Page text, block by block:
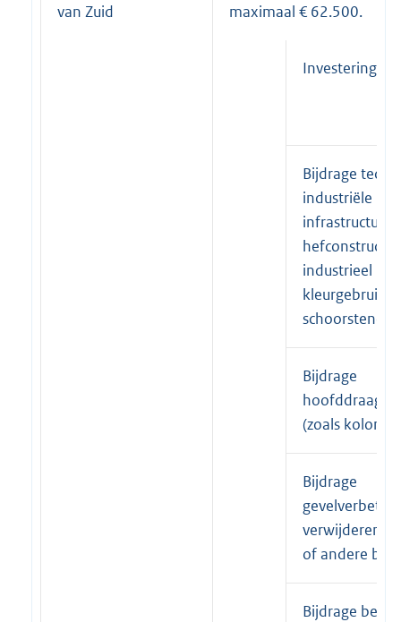
van Zuid
maximaal € 62.500.
Investeringen
Bijdrage
industriële
infrastructuur
industrieel
kleurgebruik,
schoorstenen)
Bijdrage
(zoals
Bijdrage
verwijderen
of andere
Bijdrage